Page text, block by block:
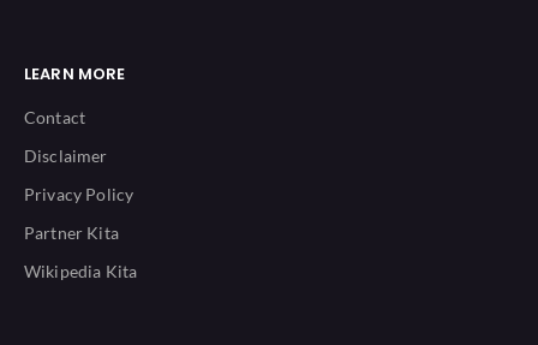
LEARN MORE
Contact
Disclaimer
Privacy Policy
Partner Kita
Wikipedia Kita